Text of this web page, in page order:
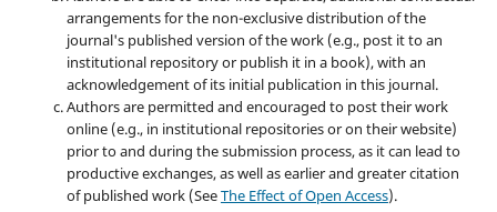
arrangements for the non-exclusive distribution of the
journal's published version of the work (e.g., post it to an
institutional repository or publish it in a book), with an
acknowledgement of its initial publication in this journal.
Authors are permitted and encouraged to post their work
online (e.g., in institutional repositories or on their website)
prior to and during the submission process, as it can lead to
productive exchanges, as well as earlier and greater citation
of published work (SeeThe Effect of Open Access).